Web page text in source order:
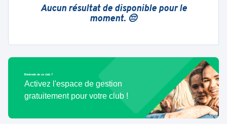
Aucun résultat de disponible pour le
moment. 😔
Bénévole de ce club ?
Activez l'espace de gestion
gratuitement pour votre club !